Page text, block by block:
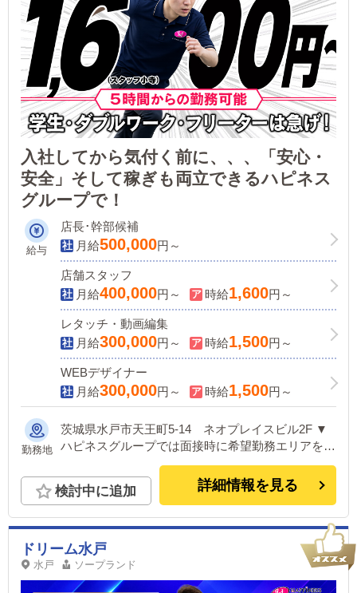
入社してから気付く前に、、、「安心・
安全」そして稼ぎも両立できるハピネス
グループで！
給与
店長･幹部候補
月給500,000円～
店舗スタッフ
月給400,000円～ 時給1,600円～
レタッチ・動画編集
月給300,000円～ 時給1,500円～
WEBデザイナー
月給300,000円～ 時給1,500円～
勤務地
茨城県水戸市天王町5-14 ネオプレイスビル2F ▼
ハピネスグループでは面接時に希望勤務エリアをお
伺いしており、最大限考慮いたします。 ご家庭の
ある方や、持ち家にお住まいの方なども安心してご
応募ください。 ※入社後に別エリアへの異動も随
■東京：五反田、池袋、吉原 ■神奈川：横浜 ■茨
城：水戸 ■福岡：中洲 ■北海道：すすきの ■鳥取：
米子 ■愛媛：松山 他にも続々出店予定！ 遠方から
ご応募の方にはWEB面接も対応しております。
検討中に追加 詳細情報を見る
ドリーム水戸
水戸 ソープランド